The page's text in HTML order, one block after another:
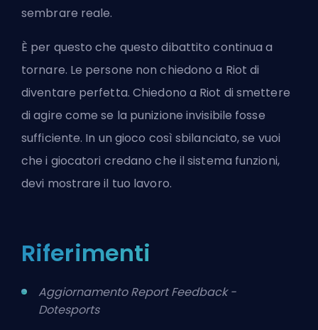
sembrare reale.
È per questo che questo dibattito continua a
tornare. Le persone non chiedono a Riot di
diventare perfetta. Chiedono a Riot di smettere
di agire come se la punizione invisibile fosse
sufficiente. In un gioco così sbilanciato, se vuoi
che i giocatori credano che il sistema funzioni,
devi mostrare il tuo lavoro.
Riferimenti
Aggiornamento Report Feedback -
Dotesports